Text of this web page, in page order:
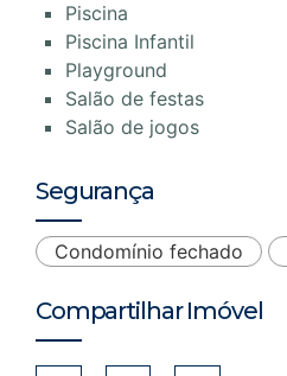
Piscina
Piscina Infantil
Playground
Salão de festas
Salão de jogos
Segurança
Condomínio fechado
Compartilhar Imóvel